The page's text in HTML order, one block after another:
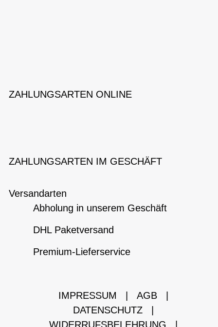
ZAHLUNGSARTEN ONLINE
ZAHLUNGSARTEN IM GESCHÄFT
Versandarten
Abholung in unserem Geschäft
DHL Paketversand
Premium-Lieferservice
IMPRESSUM AGB
DATENSCHUTZ
WIDERRUFSBELEHRUNG